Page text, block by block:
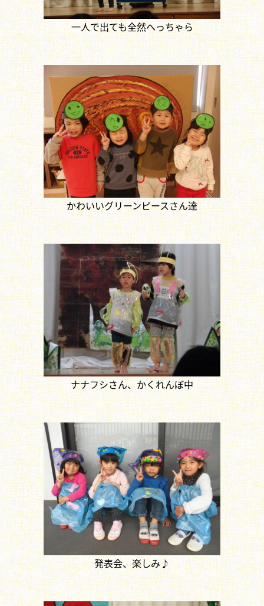
一人で出ても全然へっちゃら
かわいいグリーンピースさん達
ナナフシさん、かくれんぼ中
発表会、楽しみ♪